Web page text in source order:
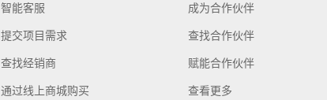
智能客服
提交项目需求
查找经销商
通过线上商城购买
成为合作伙伴
查找合作伙伴
赋能合作伙伴
查看更多